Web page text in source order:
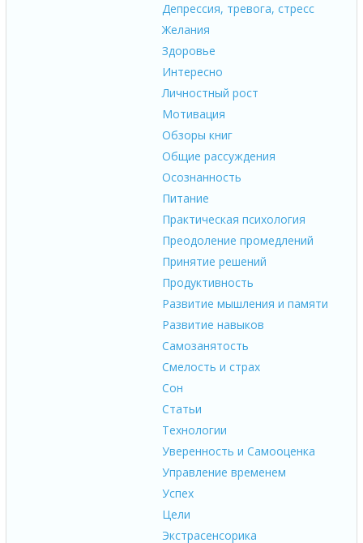
Депрессия, тревога, стресс
Желания
Здоровье
Интересно
Личностный рост
Мотивация
Обзоры книг
Общие рассуждения
Осознанность
Питание
Практическая психология
Преодоление промедлений
Принятие решений
Продуктивность
Развитие мышления и памяти
Развитие навыков
Самозанятость
Смелость и страх
Сон
Статьи
Технологии
Уверенность и Самооценка
Управление временем
Успех
Цели
Экстрасенсорика